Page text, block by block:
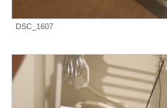
DSC_1607